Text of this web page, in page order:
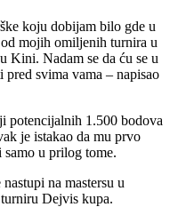
koju dobijam bilo gde u
mojih omiljenih turnira u
Kini. Nadam se da ću se u
svima vama – napisao
potencijalnih 1.500 bodova
je istakao da mu prvo
u prilog tome.
na mastersu u
Dejvis kupa.